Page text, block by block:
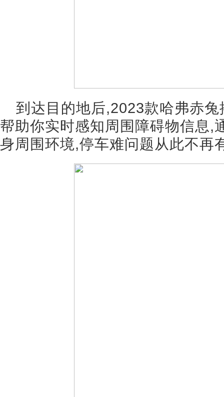
到达目的地后,2023款哈弗赤
帮助你实时感知周围障碍物信息,
身周围环境,停车难问题从此不再